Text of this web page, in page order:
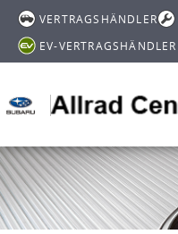
VERTRAGSHÄNDLER
EV-VERTRAGSHÄNDLER